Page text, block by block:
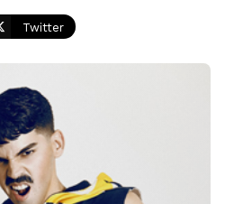
Twitter